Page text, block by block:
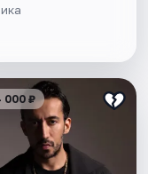
000 ₽